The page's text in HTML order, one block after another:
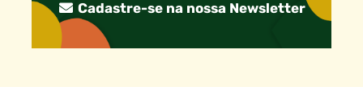
Cadastre-se na nossa Newsletter